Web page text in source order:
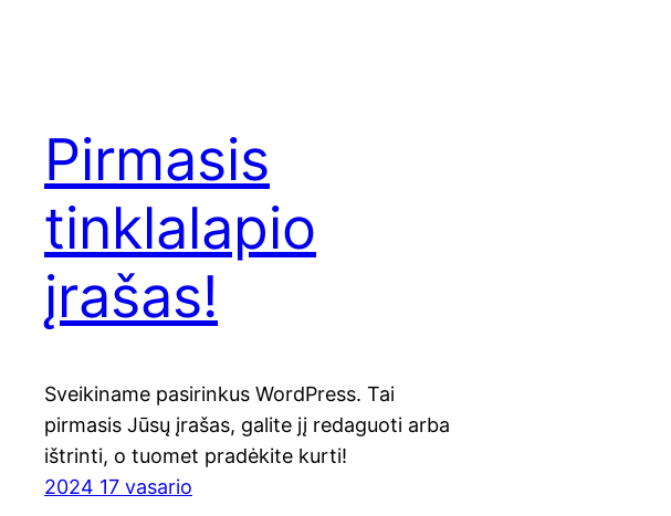
Pirmasis
tinklalapio
įrašas!
Sveikiname pasirinkus WordPress. Tai
pirmasis Jūsų įrašas, galite jį redaguoti arba
ištrinti, o tuomet pradėkite kurti!
2024 17 vasario